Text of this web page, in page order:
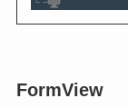
FormView